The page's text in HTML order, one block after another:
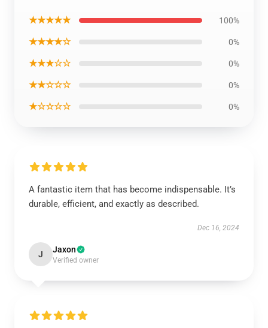
★★★★★ 100%
★★★★☆ 0%
★★★☆☆ 0%
★★☆☆☆ 0%
★☆☆☆☆ 0%
A fantastic item that has become indispensable. It’s
durable, efficient, and exactly as described.
Dec 16, 2024
J Jaxon
Verified owner